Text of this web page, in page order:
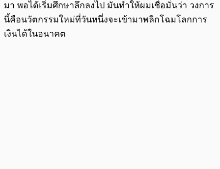
มา พอได้เริ่มศึกษาลึกลงไป มันทำให้ผมเชื่อมั่นว่า วงการ
นี้คือนวัตกรรมใหม่ที่วันหนึ่งจะเข้ามาพลิกโฉมโลกการ
เงินได้ในอนาคต